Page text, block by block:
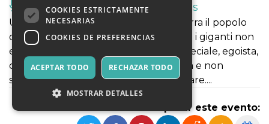
Música, Eventos en Vivo, Clubes
Un tempo molto lontano abitava la terra il popolo
dei giganti, ma siamo proprio sicuri che i giganti non
esistano più? Il nostro è un gigante speciale, egoista,
che ama il suo giardino sopra ogni cosa e non
sopporta che qualcuno lo possa rovinare....
Compartir este evento:
COOKIES ESTRICTAMENTE
NECESARIAS
COOKIES DE PREFERENCIAS
ACEPTAR TODO RECHAZAR TODO
MOSTRAR DETALLES